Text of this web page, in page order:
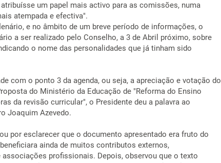
um papel mais activo para as comissões, numa
atempada e efectiva".
e no âmbito de um breve período de informações, o
a ser realizado pelo Conselho, a 3 de Abril próximo, sobre
o nome das personalidades que já tinham sido
com o ponto 3 da agenda, ou seja, a apreciação e votação do
do Ministério da Educação de "Reforma do Ensino
da revisão curricular", o Presidente deu a palavra ao
Joaquim Azevedo.
por esclarecer que o documento apresentado era fruto do
ainda de muitos contributos externos,
profissionais. Depois, observou que o texto